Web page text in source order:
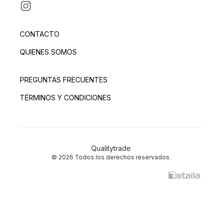
INSTAGRAM
CONTACTO
QUIENES SOMOS
PREGUNTAS FRECUENTES
TÉRMINOS Y CONDICIONES
Qualitytrade
© 2026 Todos los derechos reservados.